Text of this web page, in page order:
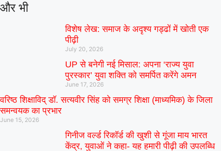
और भी
विशेष लेख: समाज के अदृश्य गड्ढों में खोती एक
पीढ़ी
July 20, 2026
UP से बनेगी नई मिसाल: अपना ‘राज्य युवा
पुरस्कार’ युवा शक्ति को समर्पित करेंगे अमन
June 17, 2026
वरिष्ठ शिक्षाविद् डॉ. सत्यवीर सिंह को समग्र शिक्षा (माध्यमिक) के जिला
समन्वयक का प्रभार
June 15, 2026
गिनीज वर्ल्ड रिकॉर्ड की खुशी से गूंजा माय भारत
केंद्र, युवाओं ने कहा- यह हमारी पीढ़ी की उपलब्धि